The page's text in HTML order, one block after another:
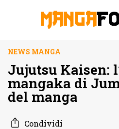
NEWS MANGA
Jujutsu Kaisen:
mangaka di
del manga
Condividi